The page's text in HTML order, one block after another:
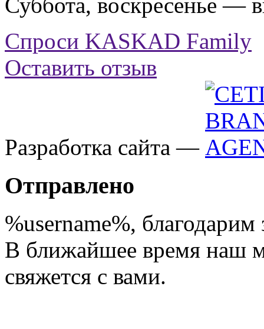
Спроси KASKAD Family
Оставить отзыв
Разработка сайта —
Отправлено
%username%, благодарим
В ближайшее время наш
свяжется с вами.